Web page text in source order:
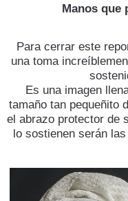
Manos que
​Para cerrar este
una toma
​Es una imagen
tamaño tan pequeñito
el abrazo protector de
lo sostienen serán